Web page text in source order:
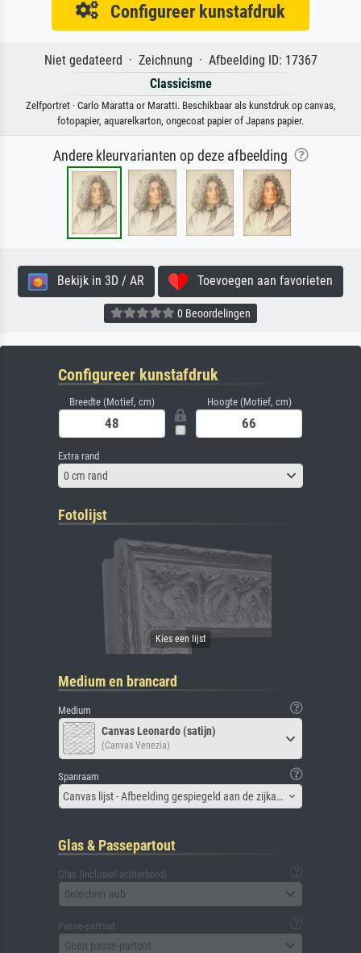
Configureer kunstafdruk
Niet gedateerd · Zeichnung · Afbeelding ID: 17367
Classicisme
Zelfportret · Carlo Maratta or Maratti. Beschikbaar als kunstdruk op canvas,
fotopapier, aquarelkarton, ongecoat papier of Japans papier.
Andere kleurvarianten op deze afbeelding
Bekijk in 3D / AR Toevoegen aan favorieten
0 Beoordelingen
Configureer kunstafdruk
Breedte (Motief, cm) Hoogte (Motief, cm)
Extra rand
0 cm rand
Fotolijst
Medium en brancard
Medium
Canvas Leonardo (satijn)
(Canvas Venezia)
Spanraam
Canvas lijst - Afbeelding gespiegeld aan de zijkant
Glas & Passepartout
Glas (inclusief achterbord)
Selecteer aub
Passe-partout
Geen passe-partout